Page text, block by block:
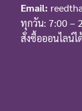
Email:
ทุกวัน: 7:00 –
สั่งซื้อออนไลน์ไ